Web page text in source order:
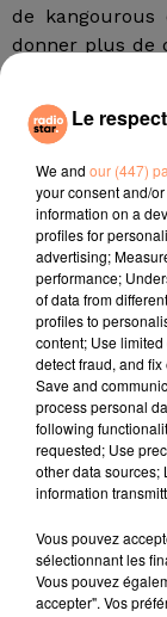
de
donner plus de
Victoria, un
tué par balles,
une chaise
Le koala est
l’Australie,
maladies,
brousse. Un
la population
habitat dans
précise.
fil actus
4 juillet 2022
27 juin 2022
Marseille :
Le
We and our (447)
your consent and/
information on a
profiles for
advertising;
performance;
of data from
profiles to
content; Use
detect fraud, and
Save and
process personal
following
requested; Use
other data sources;
information
Vous pouvez
sélectionnant les
Vous pouvez
accepter". Vos